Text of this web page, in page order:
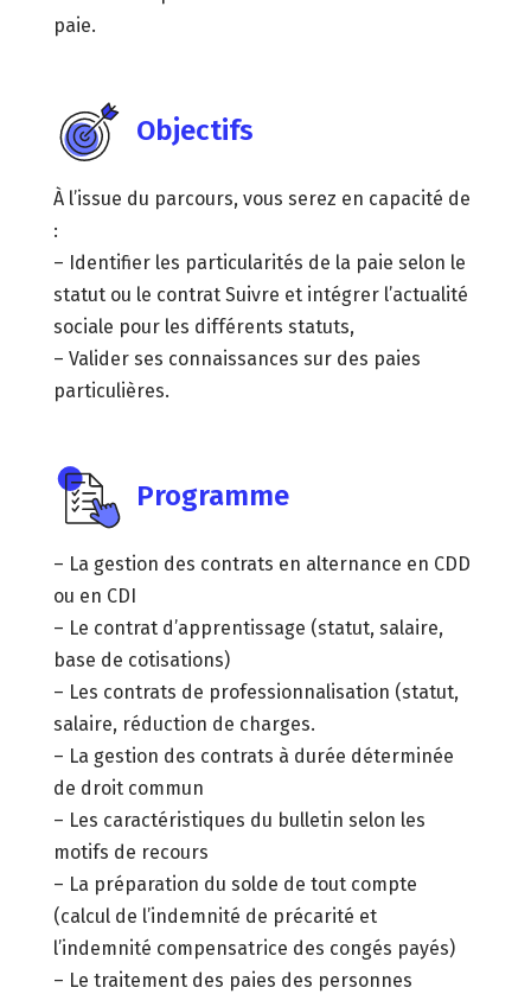
paie.
Objectifs
À l’issue du parcours, vous serez en capacité de
:
– Identifier les particularités de la paie selon le
statut ou le contrat Suivre et intégrer l’actualité
sociale pour les différents statuts,
– Valider ses connaissances sur des paies
particulières.
Programme
– La gestion des contrats en alternance en CDD
ou en CDI
– Le contrat d’apprentissage (statut, salaire,
base de cotisations)
– Les contrats de professionnalisation (statut,
salaire, réduction de charges.
– La gestion des contrats à durée déterminée
de droit commun
– Les caractéristiques du bulletin selon les
motifs de recours
– La préparation du solde de tout compte
(calcul de l’indemnité de précarité et
l’indemnité compensatrice des congés payés)
– Le traitement des paies des personnes